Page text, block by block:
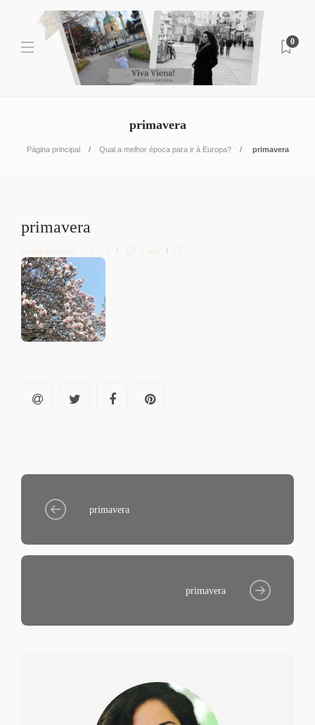
0
primavera
Página principal Qual a melhor época para ir à Europa? primavera
primavera
Letícia Diethelm 0 1 min
primavera
primavera